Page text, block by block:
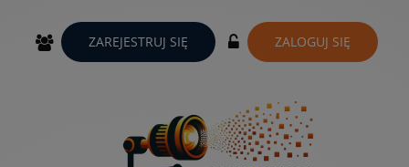
ZAREJESTRUJ SIĘ ZALOGUJ SIĘ